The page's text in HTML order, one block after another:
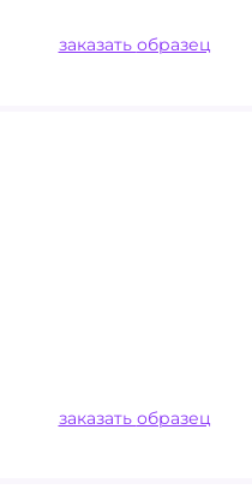
заказать образец
заказать образец